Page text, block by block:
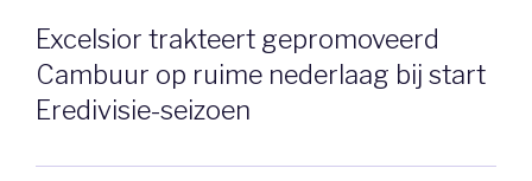
Excelsior trakteert gepromoveerd
Cambuur op ruime nederlaag bij start
Eredivisie-seizoen